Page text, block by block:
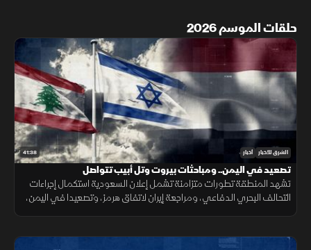
حلقات الموسم 2026
41:38 الشرق للأخبار أخبار
تصعيد في اليمن.. ومباحثات بيروت وتل أبيب تتواصل
تشهد المنطقة تطورات متزامنة تشمل إعلان السعودية استكمال إجراءات
التحالف البحري الدفاعي، ومراجعة إيران لاتفاق هرمز، وتصعيدا في اليمن،